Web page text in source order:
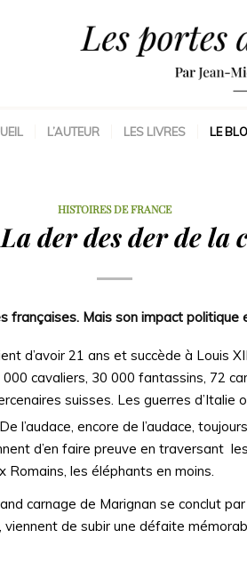
L’AUTEUR LES LIVRES LE
HISTOIRES DE FRANCE
der des der de la
françaises. Mais son impact
d’avoir 21 ans et succède à Louis
cavaliers, 30 000 fantassins, 72
suisses. Les guerres d’Italie
l’audace, encore de l’audace,
d’en faire preuve en traversant
les éléphants en moins.
carnage de Marignan se conclut
de subir une défaite